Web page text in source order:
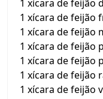
1 xícara de feijão
1 xícara de feijão
1 xícara de feijão
1 xícara de feijão
1 xícara de feijão
1 xícara de feijão
1 xícara de feijão